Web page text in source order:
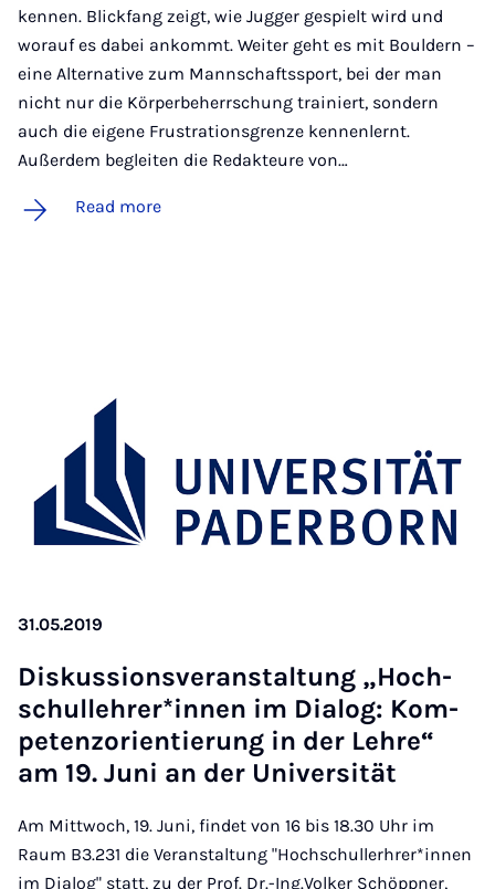
kennen. Blickfang zeigt, wie Jugger gespielt wird und
worauf es dabei ankommt. Weiter geht es mit Bouldern –
eine Alternative zum Mannschaftssport, bei der man
nicht nur die Körperbeherrschung trainiert, sondern
auch die eigene Frustrationsgrenze kennenlernt.
Außerdem begleiten die Redakteure von…
Read more
31.05.2019
Diskus­sions­ver­an­stal­tung „Hoch­
schullehr­er­*innen im Dia­log: Kom­
pet­en­zori­entier­ung in der Lehre“
am 19. Juni an der Uni­versität
Am Mittwoch, 19. Juni, findet von 16 bis 18.30 Uhr im
Raum B3.231 die Veranstaltung "Hochschullerhrer*innen
im Dialog" statt, zu der Prof. Dr.-Ing.Volker Schöppner,